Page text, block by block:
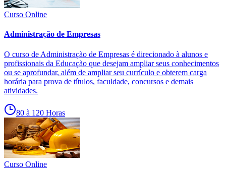
Curso Online
Administração de Empresas
O curso de Administração de Empresas é direcionado à alunos e
profissionais da Educação que desejam ampliar seus conhecimentos
ou se aprofundar, além de ampliar seu currículo e obterem carga
horária para prova de títulos, faculdade, concursos e demais
atividades.
80 à 120 Horas
Curso Online